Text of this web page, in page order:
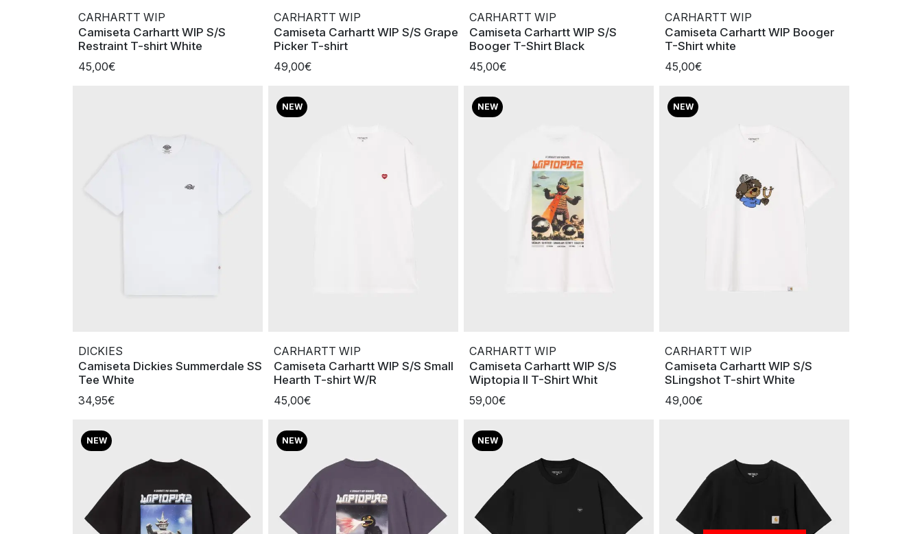
CARHARTT WIP
Camiseta Carhartt WIP S/S
Restraint T-shirt White
45,00€
CARHARTT WIP
Camiseta Carhartt WIP S/S Grape
Picker T-shirt
49,00€
CARHARTT WIP
Camiseta Carhartt WIP S/S
Booger T-Shirt Black
45,00€
CARHARTT WIP
Camiseta Carhartt WIP Booger
T-Shirt white
45,00€
DICKIES
Camiseta Dickies Summerdale SS
Tee White
34,95€
NEW
CARHARTT WIP
Camiseta Carhartt WIP S/S Small
Hearth T-shirt W/R
45,00€
NEW
CARHARTT WIP
Camiseta Carhartt WIP S/S
Wiptopia II T-Shirt Whit
59,00€
NEW
CARHARTT WIP
Camiseta Carhartt WIP S/S
SLingshot T-shirt White
49,00€
NEW NEW NEW